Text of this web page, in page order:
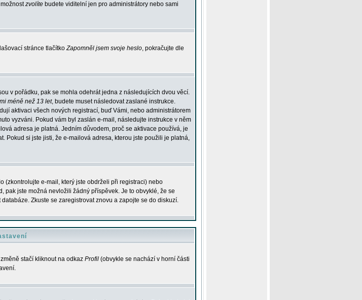
zvolíte budete viditelní jen pro administrátory nebo sami
stránce tlačítkoZapomněl jsem svoje heslo, pokračujte dle
v pořádku, pak se mohla odehrát jedna z následujících dvou věcí.
méně než 13 let, budete muset následovat zaslané instrukce.
aktivaci všech nových registrací, buď Vámi, nebo administrátorem
vyzváni. Pokud vám byl zaslán e-mail, následujte instrukce v něm
adresa je platná. Jedním důvodem, proč se aktivace používá, je
Pokud si jste jisti, že e-mailová adresa, kterou jste použili je platná,
(zkontrolujte e-mail, který jste obdrželi při registraci) nebo
pak jste možná nevložili žádný příspěvek. Je to obvyklé, že se
Zkuste se zaregistrovat znovu a zapojte se do diskuzí.
stačí kliknout na odkaz Profil (obvykle se nachází v horní části